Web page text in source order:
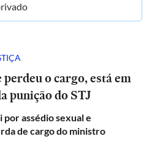
o cargo, está em
punição do STJ
por assédio sexual e
de cargo do ministro